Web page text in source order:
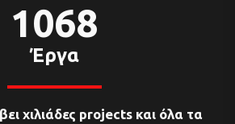
1204
Έργα
χιλιάδες projects και όλα τα